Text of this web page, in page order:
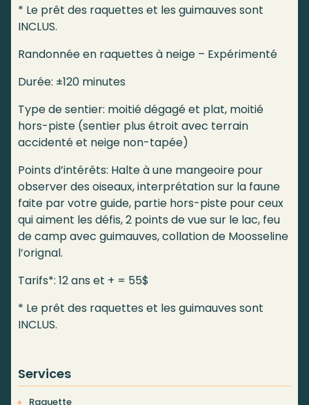
* Le prêt des raquettes et les guimauves sont
INCLUS.
Randonnée en raquettes à neige – Expérimenté
Durée: ±120 minutes
Type de sentier: moitié dégagé et plat, moitié
hors-piste (sentier plus étroit avec terrain
accidenté et neige non-tapée)
Points d’intérêts: Halte à une mangeoire pour
observer des oiseaux, interprétation sur la faune
faite par votre guide, partie hors-piste pour ceux
qui aiment les défis, 2 points de vue sur le lac, feu
de camp avec guimauves, collation de Moosseline
l’orignal.
Tarifs*: 12 ans et + = 55$
* Le prêt des raquettes et les guimauves sont
INCLUS.
Services
Raquette